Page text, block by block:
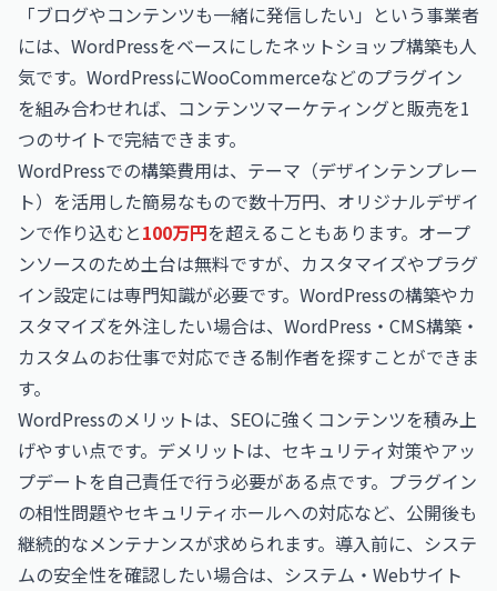
「ブログやコンテンツも一緒に発信したい」という事業者
には、WordPressをベースにしたネットショップ構築も人
気です。WordPressにWooCommerceなどのプラグイン
を組み合わせれば、コンテンツマーケティングと販売を1
つのサイトで完結できます。
WordPressでの構築費用は、テーマ（デザインテンプレー
ト）を活用した簡易なもので数十万円、オリジナルデザイ
ンで作り込むと100万円を超えることもあります。オープ
ンソースのため土台は無料ですが、カスタマイズやプラグ
イン設定には専門知識が必要です。WordPressの構築やカ
スタマイズを外注したい場合は、 WordPress・CMS構築・
カスタムのお仕事で対応できる制作者を探すことができま
す。
WordPressのメリットは、SEOに強くコンテンツを積み上
げやすい点です。デメリットは、セキュリティ対策やアッ
プデートを自己責任で行う必要がある点です。プラグイン
の相性問題やセキュリティホールへの対応など、公開後も
継続的なメンテナンスが求められます。導入前に、システ
ムの安全性を確認したい場合は、 システム・Webサイト